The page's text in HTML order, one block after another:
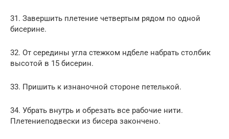
31. Завершить плетение четвертым рядом по одной
бисерине.
32. От середины угла стежком ндбеле набрать столбик
высотой в 15 бисерин.
33. Пришить к изнаночной стороне петелькой.
34. Убрать внутрь и обрезать все рабочие нити.
Плетениеподвески из бисера закончено.